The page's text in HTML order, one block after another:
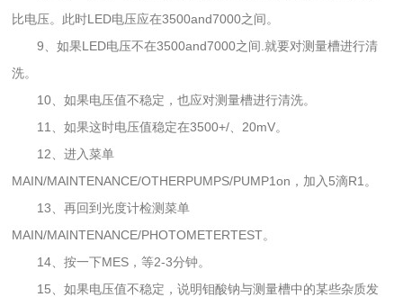
比电压。此时LED电压应在3500and7000之间。
9、如果LED电压不在3500and7000之间.就要对测量槽进行清
洗。
10、如果电压值不稳定，也应对测量槽进行清洗。
11、如果这时电压值稳定在3500+/、20mV。
12、进入菜单
MAIN/MAINTENANCE/OTHERPUMPS/PUMP1on，加入5滴R1。
13、再回到光度计检测菜单
MAIN/MAINTENANCE/PHOTOMETERTEST。
14、按一下MES，等2-3分钟。
15、如果电压值不稳定，说明钼酸钠与测量槽中的某些杂质发